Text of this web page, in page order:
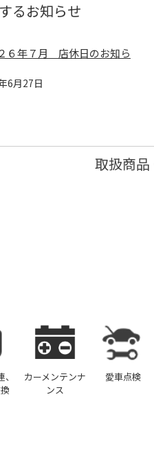
るお知らせ
６年７月 店休日のお知ら
6月27日
取扱商品
カーメンテンナ
ンス
愛車点検